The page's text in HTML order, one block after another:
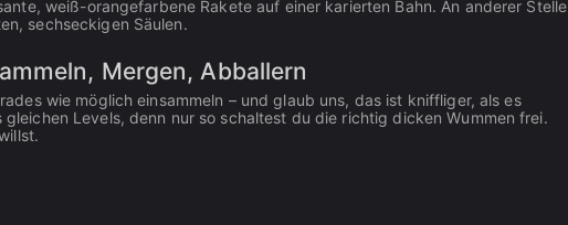
weiß-orangefarbene Rakete auf einer karierten Bahn. An anderer Stelle
sechseckigen Säulen.
Mergen, Abballern
wie möglich einsammeln – und glaub uns, das ist kniffliger, als es
Levels, denn nur so schaltest du die richtig dicken Wummen frei.